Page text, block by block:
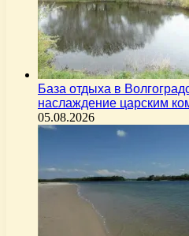
База отдыха в
наслаждение царским
05.08.2026